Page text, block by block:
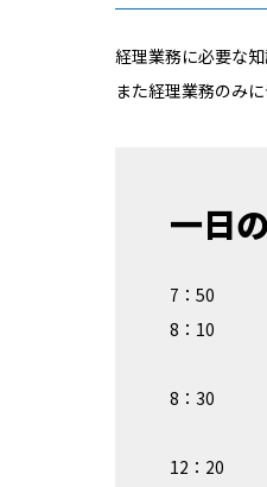
経理業務に必要な知
また経理業務のみ
一日
7：50
8：10
8：30
12：20